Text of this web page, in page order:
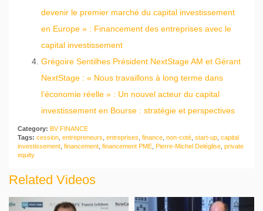
devenir le premier marché du capital investissement
en Europe » : Financement des entreprises avec le
capital investissement
Grégoire Sentilhes Président NextStage AM et Gérant
NextStage : « Nous travaillons à long terme dans
l’économie réelle » : Un nouvel acteur du capital
investissement en Bourse : stratégie et perspectives
Category: BV FINANCE
Tags: cession entrepreneurs entreprises finance non-coté start-up capital
investissement financement financement PME Pierre-Michel Deléglise private
equity
Related Videos